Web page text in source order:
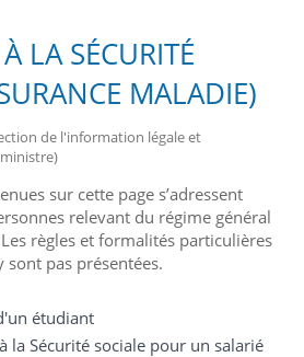
LA SÉCURITÉ
MALADIE)
de l'information légale et
sur cette page s’adressent
relevant du régime général
règles et formalités particulières
sont pas présentées.
étudiant
la Sécurité sociale pour un salarié